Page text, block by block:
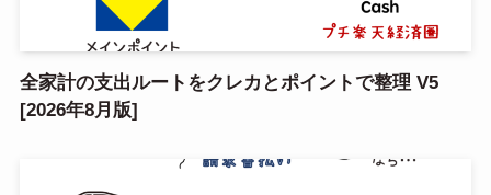
全家計の支出ルートをクレカとポイントで整理 V5
[2026年8月版]